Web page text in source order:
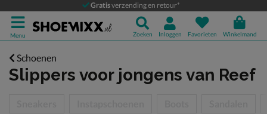
Gratisverzending en retour*
Menu Zoeken Inloggen Favorieten Winkelmand
Schoenen
Slippers voor jongens van Reef